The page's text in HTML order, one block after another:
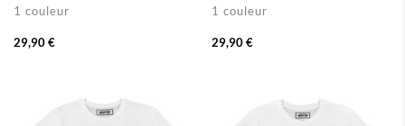
1 couleur
29,90 €
1 couleur
29,90 €